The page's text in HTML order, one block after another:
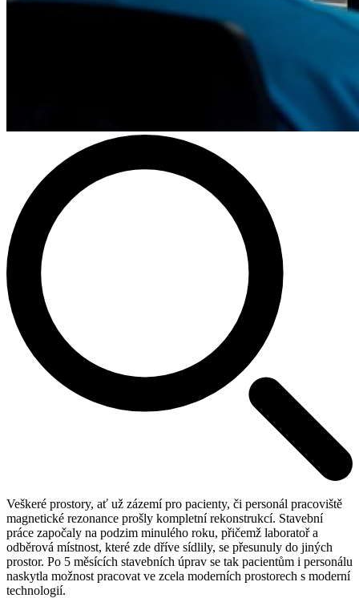
Veškeré prostory, ať už zázemí pro pacienty, či personál pracoviště
magnetické rezonance prošly kompletní rekonstrukcí. Stavební
práce započaly na podzim minulého roku, přičemž laboratoř a
odběrová místnost, které zde dříve sídlily, se přesunuly do jiných
prostor. Po 5 měsících stavebních úprav se tak pacientům i personálu
naskytla možnost pracovat ve zcela moderních prostorech s moderní
technologií.